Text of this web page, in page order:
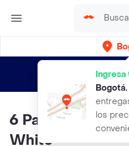
Bogotá.
los
envíos gratis
6 Pares
White